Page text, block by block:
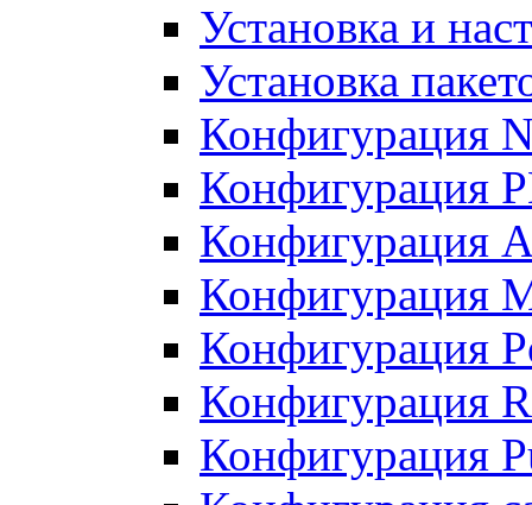
Установка и
Установка
Конфигурация
Конфигурация
Конфигурация
Конфигурация
Конфигурация
Конфигурация
Конфигурация